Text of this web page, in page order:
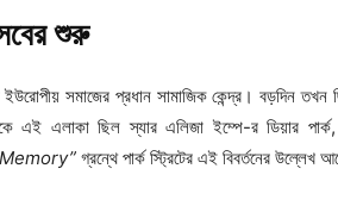
শুরু
সমাজের প্রধান সামাজিক কেন্দ্র। বড়দিন তখন
এই এলাকা ছিল স্যার এলিজা ইম্পে-র ডিয়ার
গ্রন্থে পার্ক স্ট্রিটের এই বিবর্তনের উল্লেখ